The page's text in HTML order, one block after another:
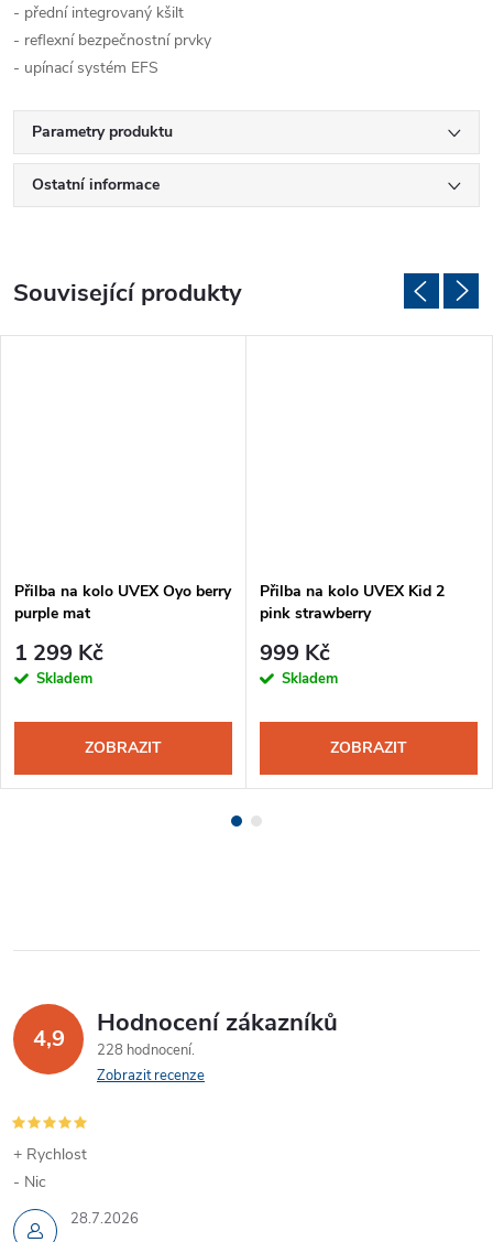
- přední integrovaný kšilt
- reflexní bezpečnostní prvky
- upínací systém EFS
Parametry produktu
Ostatní informace
Související produkty
Přilba na kolo UVEX Oyo berry
purple mat
1 299 Kč
Skladem
ZOBRAZIT
Přilba na kolo UVEX Kid 2
pink strawberry
999 Kč
Skladem
ZOBRAZIT
4,9 Hodnocení zákazníků
228 hodnocení
Zobrazit recenze
28.7.2026
+ Rychlost
- Nic